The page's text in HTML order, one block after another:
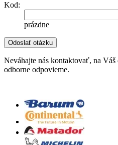
Kod:
prázdne
Neváhajte nás kontaktovať, na
odborne odpovieme.